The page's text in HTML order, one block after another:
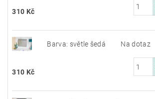
310 Kč
Barva: světle šedá Na dotaz
310 Kč